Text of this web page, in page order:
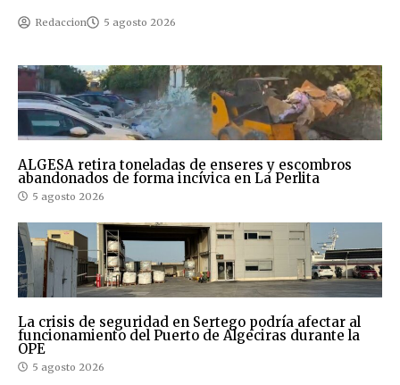
Redaccion 5 agosto 2026
ALGESA retira toneladas de enseres y escombros
abandonados de forma incívica en La Perlita
5 agosto 2026
La crisis de seguridad en Sertego podría afectar al
funcionamiento del Puerto de Algeciras durante la
OPE
5 agosto 2026